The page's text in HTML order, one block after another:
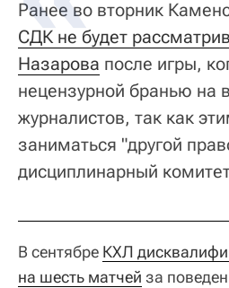
Ранее во вторник
СДК не будет
Назарова после игры,
нецензурной бранью на
журналистов, так как
заниматься "другой
дисциплинарный
В сентябре КХЛ
на шесть матчей за